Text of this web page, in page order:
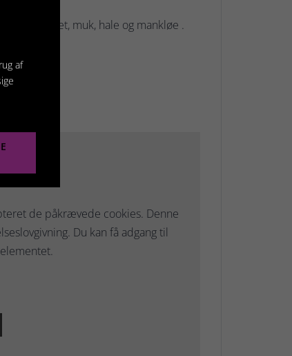
muk, hale og mankløe .
de påkrævede cookies. Denne
Du kan få adgang til
af